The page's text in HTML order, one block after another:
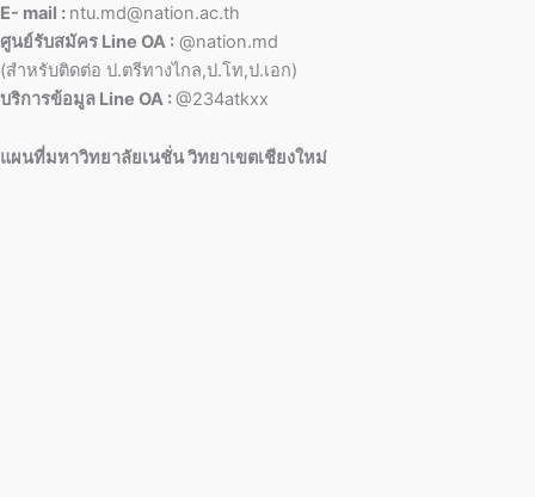
E- mail : ntu.md@nation.ac.th
ศูนย์รับสมัคร Line OA : @nation.md
(สำหรับติดต่อ ป.ตรีทางไกล,ป.โท,ป.เอก)
บริการข้อมูล Line OA :@234atkxx
แผนที่มหาวิทยาลัยเนชั่น วิทยาเขตเชียงใหม่